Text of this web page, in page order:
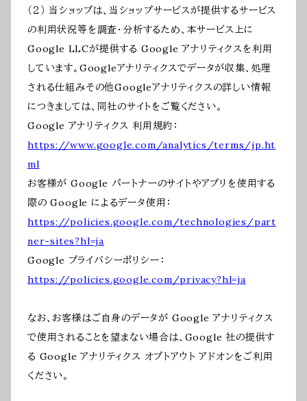
（２） 当ショップは、当ショップサービスが提供するサービス
の利用状況等を調査・分析するため、本サービス上に
Google LLCが提供する Google アナリティクスを利用
しています。Googleアナリティクスでデータが収集、処理
される仕組みその他Googleアナリティクスの詳しい情報
につきましては、同社のサイトをご覧ください。
Google アナリティクス 利用規約：
https://www.google.com/analytics/terms/jp.ht
ml
お客様が Google パートナーのサイトやアプリを使用する
際の Google によるデータ使用：
https://policies.google.com/technologies/part
ner-sites?hl=ja
Google プライバシーポリシー：
https://policies.google.com/privacy?hl=ja
なお、お客様はご自身のデータが Google アナリティクス
で使用されることを望まない場合は、Google 社の提供す
る Google アナリティクス オプトアウト アドオンをご利用
ください。